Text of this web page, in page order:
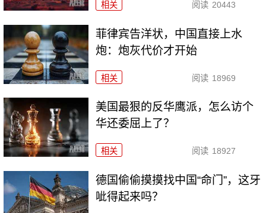
相关 阅读 20443
菲律宾告洋状，中国直接上水
炮：炮灰代价才开始
相关 阅读 18969
美国最狠的反华鹰派，怎么访个
华还委屈上了？
相关 阅读 18927
德国偷偷摸摸找中国“命门”，这牙
呲得起来吗？